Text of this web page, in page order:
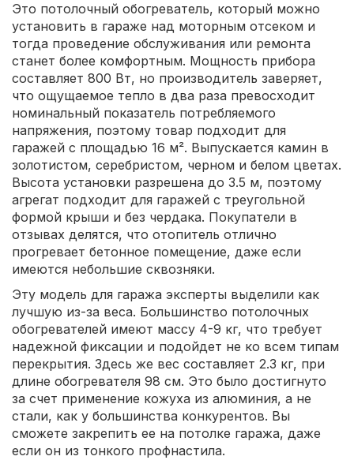
Это потолочный обогреватель, который можно
установить в гараже над моторным отсеком и
тогда проведение обслуживания или ремонта
станет более комфортным. Мощность прибора
составляет 800 Вт, но производитель заверяет,
что ощущаемое тепло в два раза превосходит
номинальный показатель потребляемого
напряжения, поэтому товар подходит для
гаражей с площадью 16 м². Выпускается камин в
золотистом, серебристом, черном и белом цветах.
Высота установки разрешена до 3.5 м, поэтому
агрегат подходит для гаражей с треугольной
формой крыши и без чердака. Покупатели в
отзывах делятся, что отопитель отлично
прогревает бетонное помещение, даже если
имеются небольшие сквозняки.
Эту модель для гаража эксперты выделили как
лучшую из-за веса. Большинство потолочных
обогревателей имеют массу 4-9 кг, что требует
надежной фиксации и подойдет не ко всем типам
перекрытия. Здесь же вес составляет 2.3 кг, при
длине обогревателя 98 см. Это было достигнуто
за счет применение кожуха из алюминия, а не
стали, как у большинства конкурентов. Вы
сможете закрепить ее на потолке гаража, даже
если он из тонкого профнастила.